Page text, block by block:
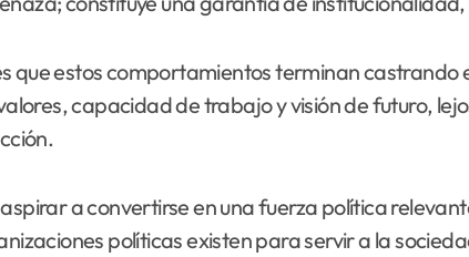
que estos comportamientos terminan
capacidad de trabajo y visión de futuro,
a convertirse en una fuerza política
políticas existen para servir a la